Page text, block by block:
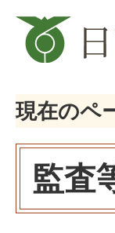
現在のペ
監査